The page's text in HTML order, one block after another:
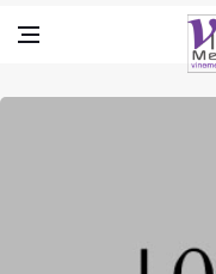
Vine Media
葡萄樹傳媒